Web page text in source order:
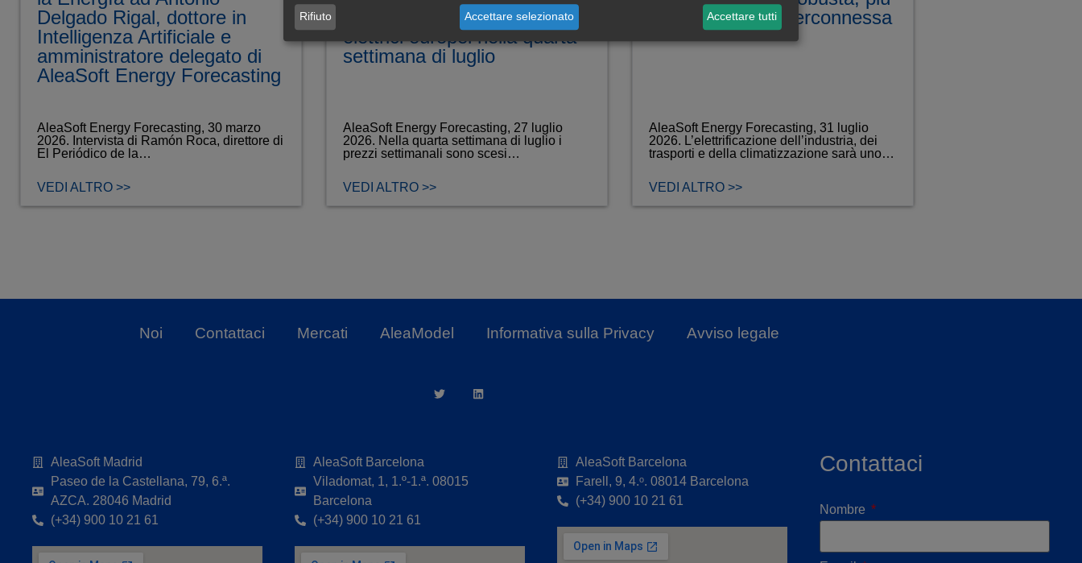
Delgado Rigal, dottore in
Intelligenza Artificiale e
amministratore delegato di
AleaSoft Energy Forecasting
AleaSoft Energy Forecasting, 30 marzo
2026. Intervista di Ramón Roca, direttore di
El Periódico de la…
VEDI ALTRO >>
scendere i prezzi dei mercati
elettrici europei nella quarta
settimana di luglio
AleaSoft Energy Forecasting, 27 luglio
2026. Nella quarta settimana di luglio i
prezzi settimanali sono scesi…
VEDI ALTRO >>
flessibile e più interconnessa
AleaSoft Energy Forecasting, 31 luglio
2026. L’elettrificazione dell’industria, dei
trasporti e della climatizzazione sarà uno
VEDI ALTRO >>
Noi Contattaci Mercati AleaModel Informativa sulla Privacy Avviso legale
AleaSoft Madrid
Paseo de la Castellana, 79, 6.ª.
AZCA. 28046 Madrid
(+34) 900 10 21 61
AleaSoft Barcelona
Viladomat, 1, 1.º-1.ª. 08015
Barcelona
(+34) 900 10 21 61
AleaSoft Barcelona
Farell, 9, 4.ᵒ. 08014 Barcelona
(+34) 900 10 21 61
Contattaci
Nombre
Rifiuto Accettare selezionato Accettare tutti